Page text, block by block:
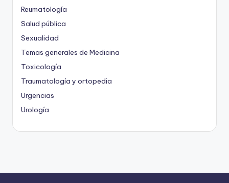
Reumatología
Salud pública
Sexualidad
Temas generales de Medicina
Toxicología
Traumatología y ortopedia
Urgencias
Urología